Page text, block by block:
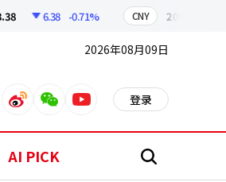
6.38 -0.71% CNY 209.17
2026年08月09日
weiboweixinyoutube 登录
AI PICK 搜